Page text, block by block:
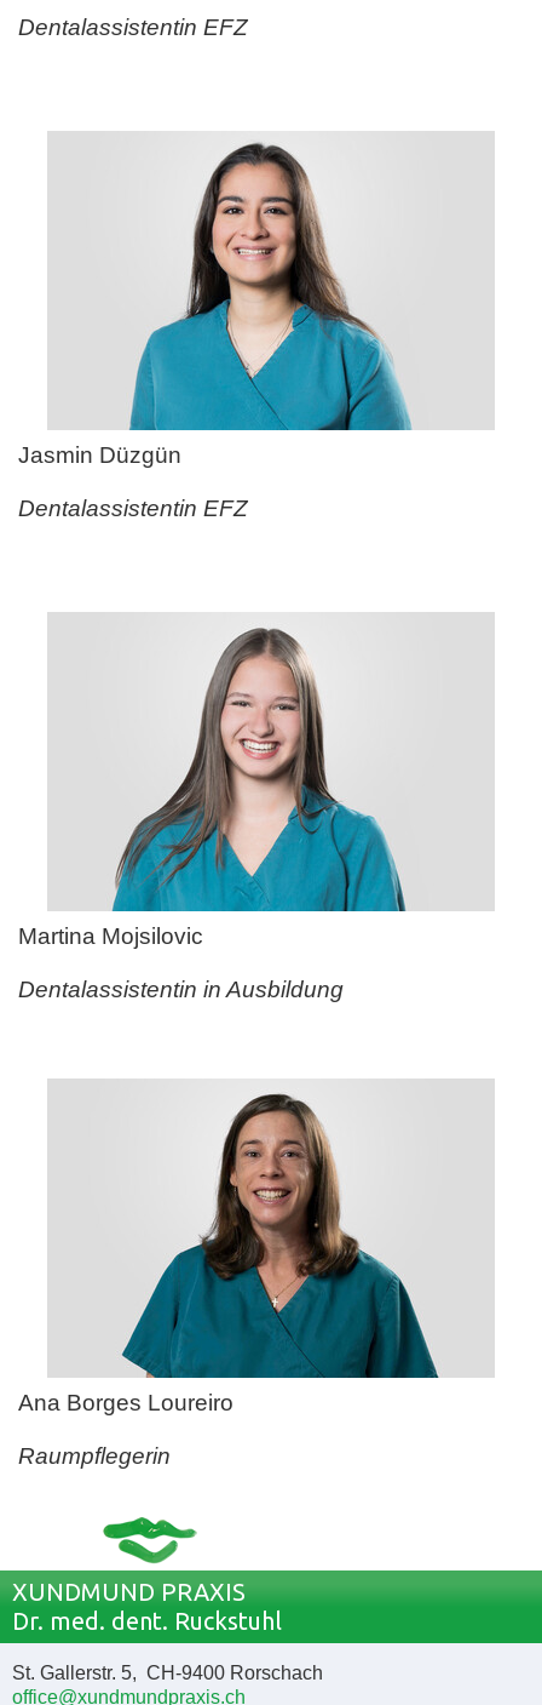
Dentalassistentin EFZ
Jasmin Düzgün
Dentalassistentin EFZ
Martina Mojsilovic
Dentalassistentin in Ausbildung
Ana Borges Loureiro
Raumpflegerin
XUNDMUND PRAXIS
Dr. med. dent. Ruckstuhl
St. Gallerstr. 5, CH-9400 Rorschach
office@xundmundpraxis.ch